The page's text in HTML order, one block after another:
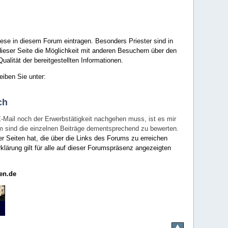
in diesem Forum eintragen. Besonders Priester sind in
Seite die Möglichkeit mit anderen Besuchern über den
der bereitgestellten Informationen.
Sie unter:
noch der Erwerbstätigkeit nachgehen muss, ist es mir
die einzelnen Beiträge dementsprechend zu bewerten.
Seiten hat, die über die Links des Forums zu erreichen
gilt für alle auf dieser Forumspräsenz angezeigten